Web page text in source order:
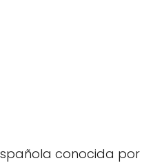
conocida por